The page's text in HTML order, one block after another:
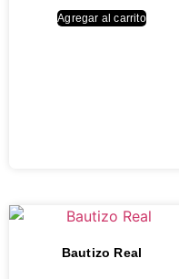
Agregar al carrito
Bautizo Real